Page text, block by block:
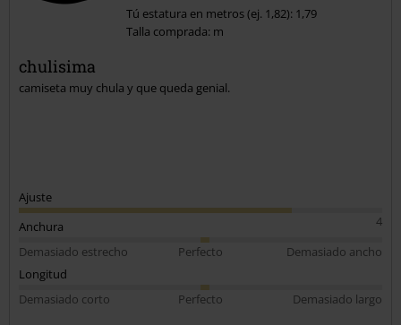
Enviar comentario
Tú estatura en metros (ej. 1,82): 1,79
Talla comprada: m
chulisima
camiseta muy chula y que queda genial.
Ajuste
4
Anchura
Demasiado estrecho
Perfecto
Demasiado ancho
Longitud
Demasiado corto
Perfecto Demasiado largo